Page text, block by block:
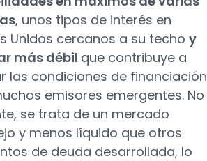
, unos tipos de interés en
Unidos cercanos a su techo y
más débil que contribuye a
las condiciones de financiación
emisores emergentes. No
se trata de un mercado
y menos líquido que otros
de deuda desarrollada, lo